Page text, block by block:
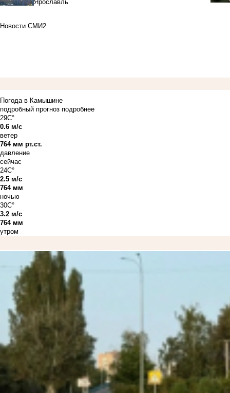
Ярославль
Новости СМИ2
Погода в Камышине
подробный прогноз подробнее
29C°
0.6 м/с
ветер
764 мм рт.ст.
давление
сейчас
24C°
2.5 м/с
764 мм
ночью
30C°
3.2 м/с
764 мм
утром